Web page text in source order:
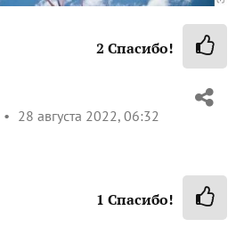
2 Спасибо!
28 августа 2022, 06:32
1 Спасибо!